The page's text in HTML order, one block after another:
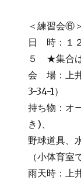
＜練習会⑥＞
日 時：１
５ ★集合
会 場：上
3-34-1）
持ち物：オ
き)、
野球道具、
（小体育室
雨天時：上